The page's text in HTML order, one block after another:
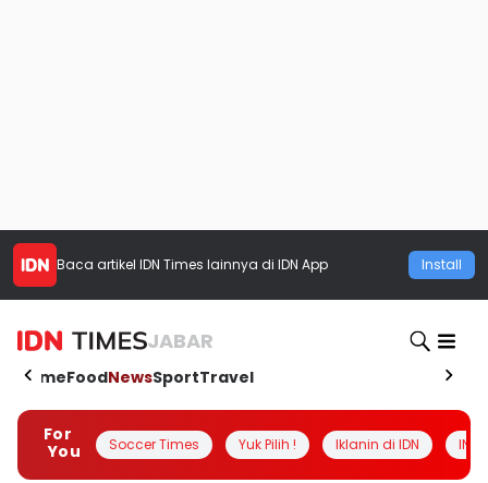
Baca artikel IDN Times lainnya di IDN App Install
JABAR
HomeFoodNewsSportTravel
For
You
Soccer Times Yuk Pilih ! Iklanin di IDN